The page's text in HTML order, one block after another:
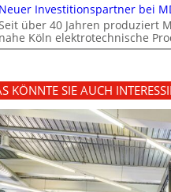
Investitionspartner bei
über 40 Jahren produziert
Köln elektrotechnische
KÖNNTE SIE AUCH